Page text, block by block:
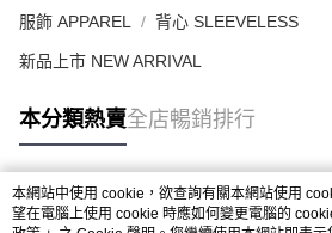
服飾 APPAREL 背心 SLEEVELESS
新品上市 NEW ARRIVAL
本分類熱賣全店暢銷排行
熱門標籤
本網站中使用 cookie，欲查詢有關本網站使用
望在電腦上使用 cookie 時應如何變更電腦的